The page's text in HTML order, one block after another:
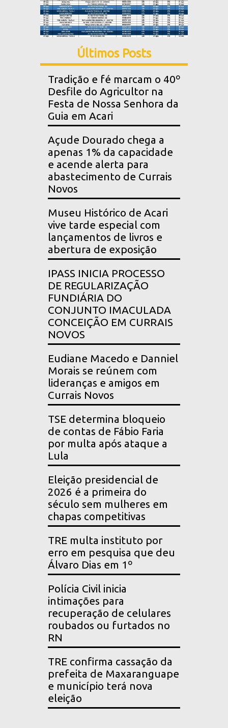
Últimos Posts
Tradição e fé marcam o 40º
Desfile do Agricultor na
Festa de Nossa Senhora da
Guia em Acari
Açude Dourado chega a
apenas 1% da capacidade
e acende alerta para
abastecimento de Currais
Novos
Museu Histórico de Acari
vive tarde especial com
lançamentos de livros e
abertura de exposição
IPASS INICIA PROCESSO
DE REGULARIZAÇÃO
FUNDIÁRIA DO
CONJUNTO IMACULADA
CONCEIÇÃO EM CURRAIS
NOVOS
Eudiane Macedo e Danniel
Morais se reúnem com
lideranças e amigos em
Currais Novos
TSE determina bloqueio
de contas de Fábio Faria
por multa após ataque a
Lula
Eleição presidencial de
2026 é a primeira do
século sem mulheres em
chapas competitivas
TRE multa instituto por
erro em pesquisa que deu
Álvaro Dias em 1º
Polícia Civil inicia
intimações para
recuperação de celulares
roubados ou furtados no
RN
TRE confirma cassação da
prefeita de Maxaranguape
e município terá nova
eleição